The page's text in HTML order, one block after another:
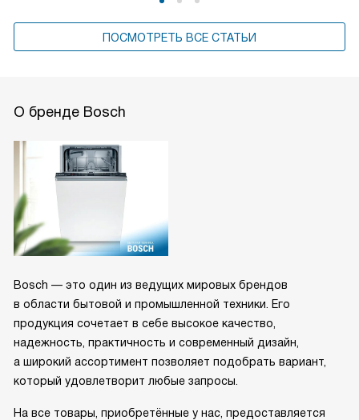
ПОСМОТРЕТЬ ВСЕ СТАТЬИ
О бренде Bosch
Bosch — это один из ведущих мировых брендов
в области бытовой и промышленной техники. Его
продукция сочетает в себе высокое качество,
надежность, практичность и современный дизайн,
а широкий ассортимент позволяет подобрать вариант,
который удовлетворит любые запросы.
На все товары, приобретённые у нас, предоставляется